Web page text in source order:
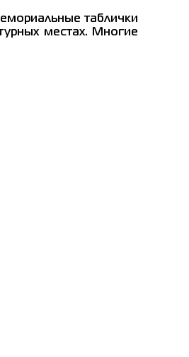
таблички
местах. Многие